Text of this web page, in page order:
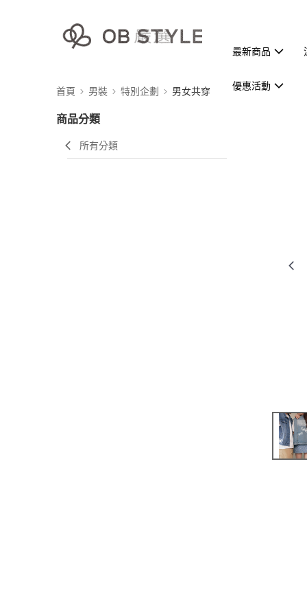
最新商品
優惠活動
首頁 男裝 特別企劃 男女共穿
商品分類
所有分類